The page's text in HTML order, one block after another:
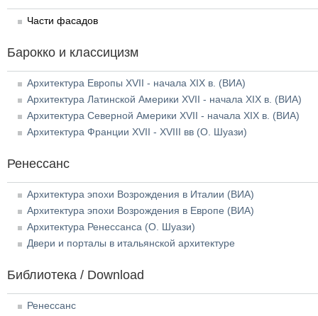
Части фасадов
Барокко и классицизм
Архитектура Европы XVII - начала XIX в. (ВИА)
Архитектура Латинской Америки XVII - начала XIX в. (ВИА)
Архитектура Северной Америки XVII - начала XIX в. (ВИА)
Архитектура Франции XVII - XVIII вв (О. Шуази)
Ренессанс
Архитектура эпохи Возрождения в Италии (ВИА)
Архитектура эпохи Возрождения в Европе (ВИА)
Архитектура Ренессанса (О. Шуази)
Двери и порталы в итальянской архитектуре
Библиотека / Download
Ренессанс